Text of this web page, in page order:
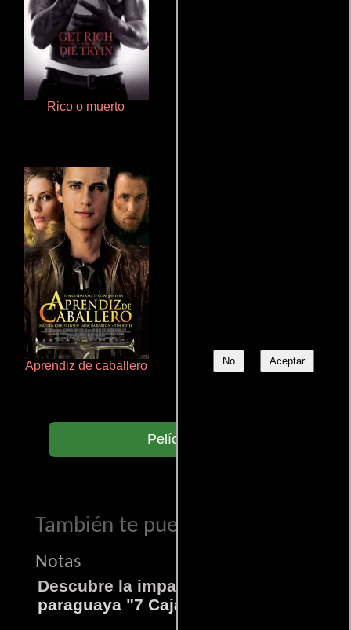
No Aceptar
Rico o muerto
Aprendiz de caballero Cronicas de la Tribu Fantasma
Películas
También te puede interesar...
Notas
Descubre la impactante película
paraguaya "7 Cajas"